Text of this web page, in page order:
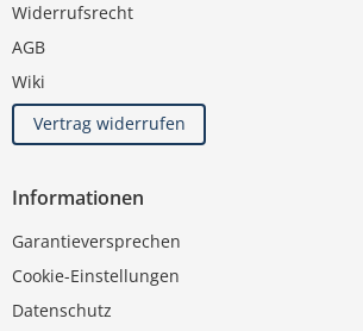
Widerrufsrecht
AGB
Wiki
Vertrag widerrufen
Informationen
Garantieversprechen
Cookie-Einstellungen
Datenschutz